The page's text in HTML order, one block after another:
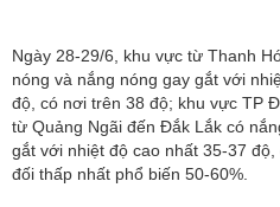
Ngày 28-29/6, khu vực từ Thanh
nóng và nắng nóng gay gắt với
độ, có nơi trên 38 độ; khu vực TP
từ Quảng Ngãi đến Đắk Lắk có
gắt với nhiệt độ cao nhất 35-37
đối thấp nhất phổ biến 50-60%.